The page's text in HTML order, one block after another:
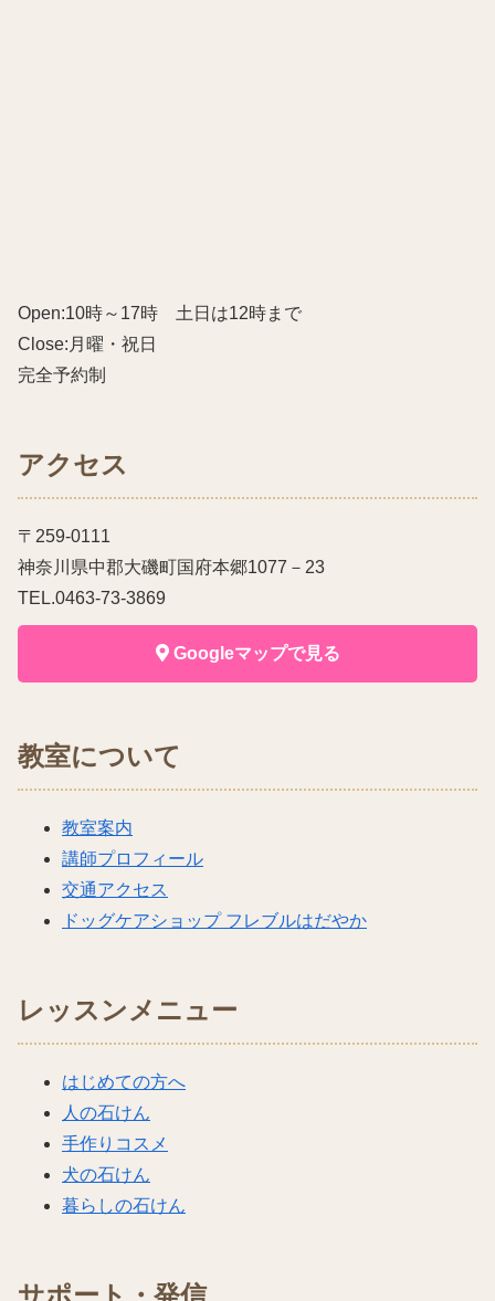
Open:10時～17時 土日は12時まで
Close:月曜・祝日
完全予約制
アクセス
〒259-0111
神奈川県中郡大磯町国府本郷1077－23
TEL.0463-73-3869
Googleマップで見る
教室について
教室案内
講師プロフィール
交通アクセス
ドッグケアショップ フレブルはだやか
レッスンメニュー
はじめての方へ
人の石けん
手作りコスメ
犬の石けん
暮らしの石けん
サポート・発信